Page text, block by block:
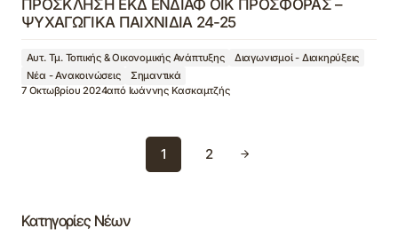
ΠΡΟΣΚΛΗΣΗ ΕΚΔ ΕΝΔΙΑΦ ΟΙΚ ΠΡΟΣΦΟΡΑΣ –
ΨΥΧΑΓΩΓΙΚΑ ΠΑΙΧΝΙΔΙΑ 24-25
Αυτ. Τμ. Τοπικής & Οικονομικής Ανάπτυξης
Διαγωνισμοί - Διακηρύξεις
Νέα - Ανακοινώσεις
Σημαντικά
7 Οκτωβρίου 2024από Ιωάννης Κασκαμτζής
1 2
Κατηγορίες Νέων